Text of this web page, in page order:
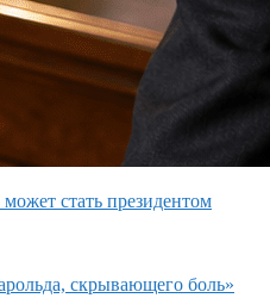
стать президентом
скрывающего боль»